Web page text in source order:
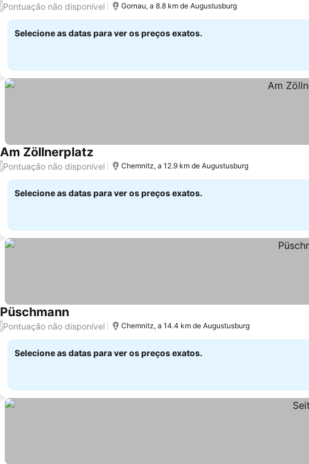
/Pontuação não disponível Gornau, a 8.8 km de Augustusburg
Selecione as datas para ver os preços exatos.
Am Zöllnerplatz
/Pontuação não disponível Chemnitz, a 12.9 km de Augustusburg
Selecione as datas para ver os preços exatos.
Püschmann
/Pontuação não disponível Chemnitz, a 14.4 km de Augustusburg
Selecione as datas para ver os preços exatos.